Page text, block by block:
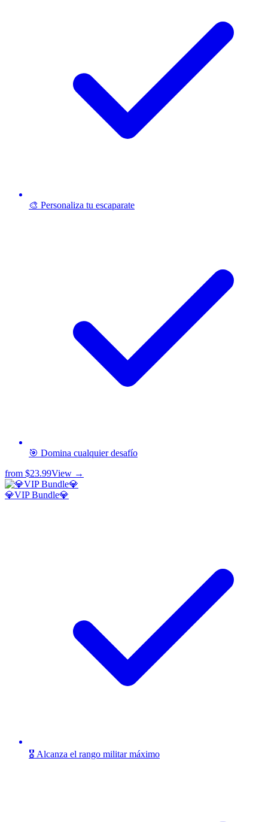
🎨 Personaliza tu escaparate
🎯 Domina cualquier desafío
from $23.99View →
💎VIP Bundle💎
🎖️ Alcanza el rango militar máximo